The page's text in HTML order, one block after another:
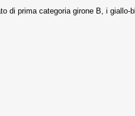
di prima categoria girone B, i